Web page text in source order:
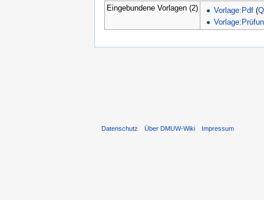
Eingebundene Vorlagen (2) Vorlage:Pdf (
Datenschutz Über DMUW-Wiki Impressum